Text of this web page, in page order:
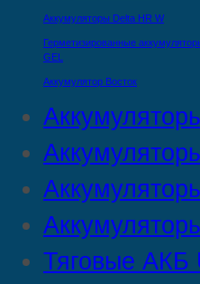
Аккумуляторы Delta HR W
Герметизированные
GEL
Аккумулятор Восток
Тяговые АКБ